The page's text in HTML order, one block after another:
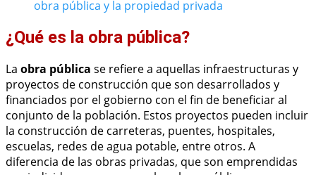
obra pública y la propiedad privada
¿Qué es la obra pública?
La obra pública se refiere a aquellas infraestructuras y
proyectos de construcción que son desarrollados y
financiados por el gobierno con el fin de beneficiar al
conjunto de la población. Estos proyectos pueden incluir
la construcción de carreteras, puentes, hospitales,
escuelas, redes de agua potable, entre otros. A
diferencia de las obras privadas, que son emprendidas